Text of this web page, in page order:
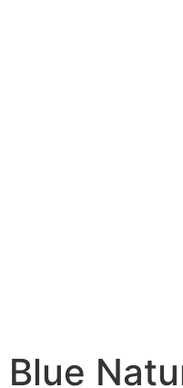
Blue